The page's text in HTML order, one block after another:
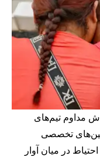
از ۱۲ ساعت تلاش مداوم تیم‌های
تخصصی
در میان آوار